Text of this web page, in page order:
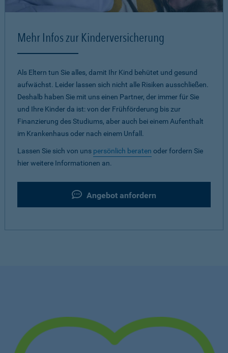
Mehr Infos zur Kinderversicherung
Als Eltern tun Sie alles, damit Ihr Kind behütet und gesund
aufwächst. Leider lassen sich nicht alle Risiken ausschließen.
Deshalb haben Sie mit uns einen Partner, der immer für Sie
und Ihre Kinder da ist: von der Frühförderung bis zur
Finanzierung des Studiums, aber auch bei einem Aufenthalt
im Krankenhaus oder nach einem Unfall.
Lassen Sie sich von uns persönlich beraten oder fordern Sie
hier weitere Informationen an.
Angebot anfordern